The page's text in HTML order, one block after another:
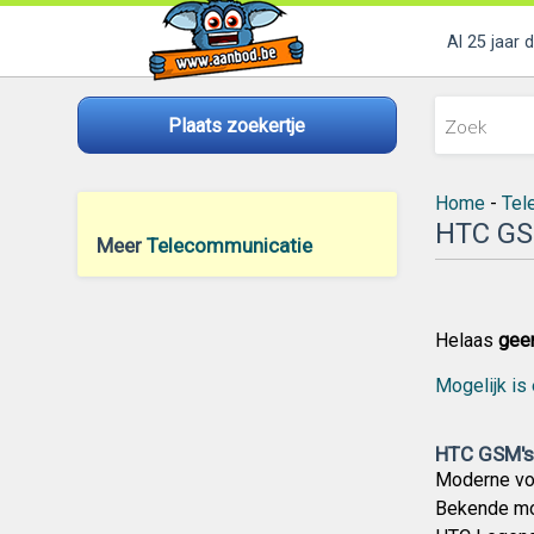
Al 25 jaar
Plaats zoekertje
Meer Telecommunicatie
Home-
HTC
Helaas
Mogelijk is
HTC
Moderne
Bekende